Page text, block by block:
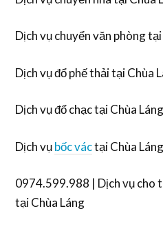
Dịch vụ chuyển văn phòng
Dịch vụ đổ phế thải tại Chùa
Dịch vụ đổ chạc tại Chùa Láng
Dịch vụbốc váctại Chùa Láng
0974.599.988 | Dịch vụ cho
tại Chùa Láng